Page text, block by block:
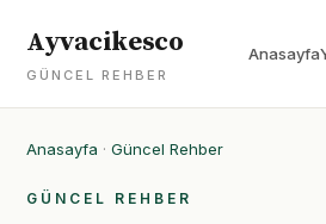
Ayvacikesco
GÜNCEL REHBER
Anasayfa
Anasayfa · Güncel Rehber
GÜNCEL REHBER